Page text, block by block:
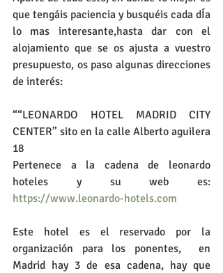
que tengáis paciencia y busquéis cada dÍa
lo mas interesante,hasta dar con el
alojamiento que se os ajusta a vuestro
presupuesto, os paso algunas direcciones
de interés:
““LEONARDO HOTEL MADRID CITY
CENTER” sito en la calle Alberto aguilera
18
Pertenece a la cadena de leonardo
https://www.leonardo-hotels.com
Este hotel es el reservado por la
organización para los ponentes,  en
Madrid hay 3 de esa cadena, hay que